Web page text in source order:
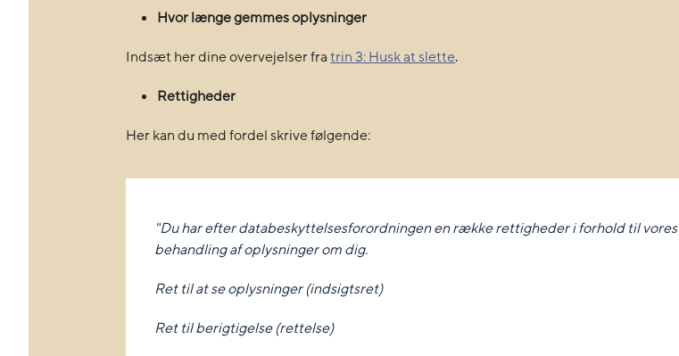
Hvor længe gemmes oplysninger
Indsæt her dine overvejelser fratrin 3: Husk at slette.
Rettigheder
Her kan du med fordel skrive følgende:
"Du har efter databeskyttelsesforordningen en række rettigheder i forhold til vores
behandling af oplysninger om dig.
Ret til at se oplysninger (indsigtsret)
Ret til berigtigelse (rettelse)